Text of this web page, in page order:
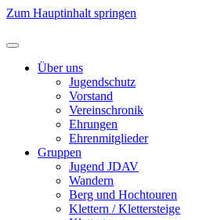
Zum Hauptinhalt springen
Über uns
Jugendschutz
Vorstand
Vereinschronik
Ehrungen
Ehrenmitglieder
Gruppen
Jugend JDAV
Wandern
Berg und Hochtouren
Klettern / Klettersteige